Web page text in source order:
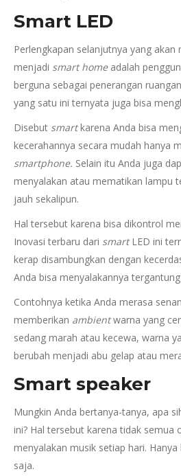
Smart LED
Perlengkapan selanjutnya yang akan
menjadi smart home adalah
berguna sebagai penerangan
yang satu ini ternyata juga bisa
Disebut smartkarena Anda bisa
kecerahannya secara mudah hanya
smartphone. Selain itu Anda juga
menyalakan atau mematikan lampu
jauh sekalipun.
Hal tersebut karena bisa dikontrol
Inovasi terbaru dari smartLED ini
kerap disambungkan dengan
Anda bisa menyalakannya
Contohnya ketika Anda merasa
memberikan ambientwarna yang
sedang marah atau kecewa, warna
berubah menjadi abu gelap atau
Smart speaker
Mungkin Anda bertanya-tanya, apa
ini? Hal tersebut karena tidak semua
menyalakan musik setiap hari.
saja.